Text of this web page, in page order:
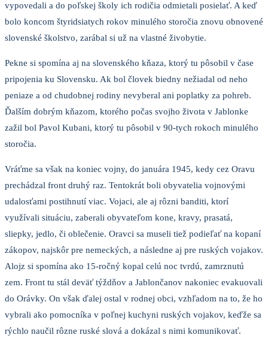
vypovedali a do poľskej školy ich rodičia odmietali posielať. A keď
bolo koncom štyridsiatych rokov minulého storočia znovu obnovené
slovenské školstvo, zarábal si už na vlastné živobytie.
Pekne si spomína aj na slovenského kňaza, ktorý tu pôsobil v čase
pripojenia ku Slovensku. Ak bol človek biedny nežiadal od neho
peniaze a od chudobnej rodiny nevyberal ani poplatky za pohreb.
Ďalším dobrým kňazom, ktorého počas svojho života v Jablonke
zažil bol Pavol Kubani, ktorý tu pôsobil v 90-tych rokoch minulého
storočia.
Vráťme sa však na koniec vojny, do januára 1945, kedy cez Oravu
prechádzal front druhý raz. Tentokrát boli obyvatelia vojnovými
udalosťami postihnutí viac. Vojaci, ale aj rôzni banditi, ktorí
využívali situáciu, zaberali obyvateľom kone, kravy, prasatá,
sliepky, jedlo, či oblečenie. Oravci sa museli tiež podieľať na kopaní
zákopov, najskôr pre nemeckých, a následne aj pre ruských vojakov.
Alojz si spomína ako 15-ročný kopal celú noc tvrdú, zamrznutú
zem. Front tu stál deväť týždňov a Jablončanov nakoniec evakuovali
do Orávky. On však ďalej ostal v rodnej obci, vzhľadom na to, že ho
vybrali ako pomocníka v poľnej kuchyni ruských vojakov, keďže sa
rýchlo naučil rôzne ruské slová a dokázal s nimi komunikovať.